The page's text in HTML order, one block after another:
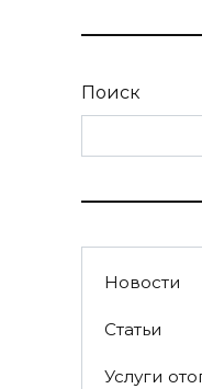
Поиск
Новости
Статьи
Услуги